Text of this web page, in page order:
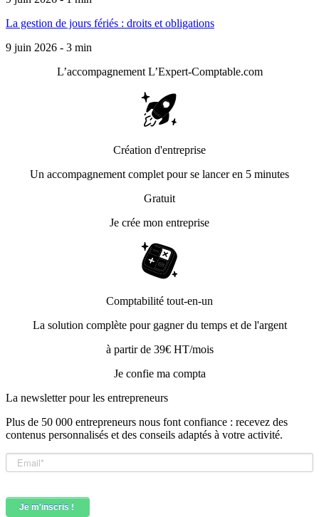
La gestion de jours fériés : droits et obligations
9 juin 2026 - 3 min
L’accompagnement L’Expert-Comptable.com
Création d'entreprise
Un accompagnement complet pour se lancer en 5 minutes
Gratuit
Je crée mon entreprise
Comptabilité tout-en-un
La solution complète pour gagner du temps et de l'argent
à partir de 39€ HT/mois
Je confie ma compta
La newsletter pour les entrepreneurs
Plus de 50 000 entrepreneurs nous font confiance : recevez des
contenus personnalisés et des conseils adaptés à votre activité.